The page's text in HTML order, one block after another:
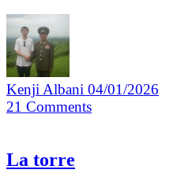
Kenji Albani 04/01/2026
21 Comments
La torre